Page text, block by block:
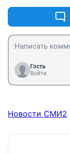
Гость
Войти
Новости СМИ2